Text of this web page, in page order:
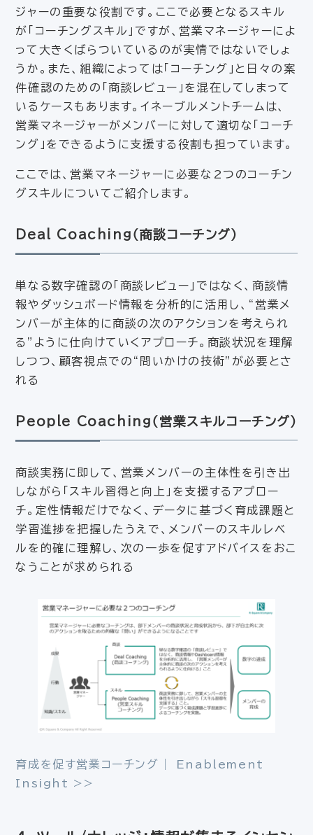
ジャーの重要な役割です。ここで必要となるスキル
が「コーチングスキル」ですが、営業マネージャーによ
って大きくばらついているのが実情ではないでしょ
うか。また、組織によっては「コーチング」と日々の案
件確認のための「商談レビュー」を混在してしまって
いるケースもあります。イネーブルメントチームは、
営業マネージャーがメンバーに対して適切な「コーチ
ング」をできるように支援する役割も担っています。
ここでは、営業マネージャーに必要な2つのコーチン
グスキルについてご紹介します。
Deal Coaching（商談コーチング）
単なる数字確認の「商談レビュー」ではなく、商談情
報やダッシュボード情報を分析的に活用し、“営業メ
ンバーが主体的に商談の次のアクションを考えられ
る”ように仕向けていくアプローチ。商談状況を理解
しつつ、顧客視点での“問いかけの技術”が必要とさ
れる
People Coaching（営業スキルコーチング）
商談実務に即して、営業メンバーの主体性を引き出
しながら「スキル習得と向上」を支援するアプロー
チ。定性情報だけでなく、データに基づく育成課題と
学習進捗を把握したうえで、メンバーのスキルレベ
ルを的確に理解し、次の一歩を促すアドバイスをおこ
なうことが求められる
育成を促す営業コーチング｜ Enablement
Insight >>